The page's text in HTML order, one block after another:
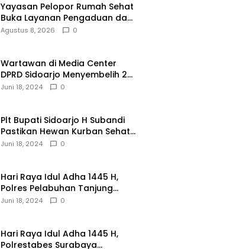
Yayasan Pelopor Rumah Sehat
Buka Layanan Pengaduan dan
Pendampingan Rehabilitasi
Agustus 8, 2026 0
Wartawan di Media Center
DPRD Sidoarjo Menyembelih 2
Ekor Kambing
Juni 18, 2024 0
Plt Bupati Sidoarjo H Subandi
Pastikan Hewan Kurban Sehat
dan Aman
Juni 18, 2024 0
Hari Raya Idul Adha 1445 H,
Polres Pelabuhan Tanjung
Perak Salurkan 49 Hewan
Juni 18, 2024 0
Hari Raya Idul Adha 1445 H,
Polrestabes Surabaya